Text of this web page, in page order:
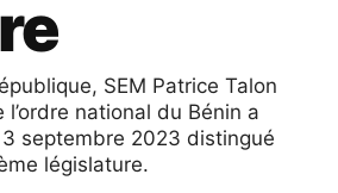
SEM Patrice Talon
national du Bénin a
septembre 2023 distingué
législature.